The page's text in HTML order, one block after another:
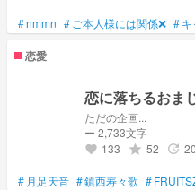
#nmmn # ご本人様には関係❌ #
恋愛
恋に落ちるおま
ただの企画...
ー 2,733文字
favorite 133 grade 52 update
# 月足天音 #鎮西寿々歌 #